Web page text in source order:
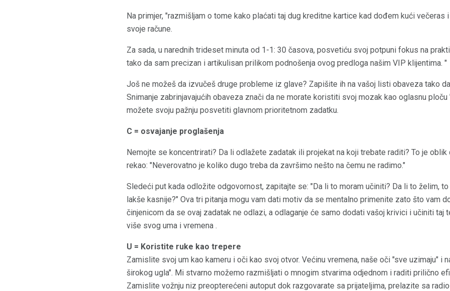
Na primjer, "razmišljam o tome kako plaćati taj dug kreditne kartice kad dođem kući večeras
svoje račune.
Za sada, u narednih trideset minuta od 1-1: 30 časova, posvetiću svoj potpuni fokus na
tako da sam precizan i artikulisan prilikom podnošenja ovog predloga našim VIP klijentima. "
Još ne možeš da izvučeš druge probleme iz glave? Zapišite ih na vašoj listi obaveza tako
Snimanje zabrinjavajućih obaveza znači da ne morate koristiti svoj mozak kao oglasnu
možete svoju pažnju posvetiti glavnom prioritetnom zadatku.
C = osvajanje proglašenja
Nemojte se koncentrirati? Da li odlažete zadatak ili projekat na koji trebate raditi? To je oblik
rekao: "Neverovatno je koliko dugo treba da završimo nešto na čemu ne radimo."
Sledeći put kada odložite odgovornost, zapitajte se: "Da li to moram učiniti? Da li to želim,
lakše kasnije?" Ova tri pitanja mogu vam dati motiv da se mentalno primenite zato što vam
činjenicom da se ovaj zadatak ne odlazi, a odlaganje će samo dodati vašoj krivici i učiniti taj
više svog uma i vremena .
U = Koristite ruke kao trepere
Zamislite svoj um kao kameru i oči kao svoj otvor. Većinu vremena, naše oči "sve uzimaju" i
širokog ugla". Mi stvarno možemo razmišljati o mnogim stvarima odjednom i raditi prilično
Zamislite vožnju niz preopterećeni autoput dok razgovarate sa prijateljima, prelazite sa